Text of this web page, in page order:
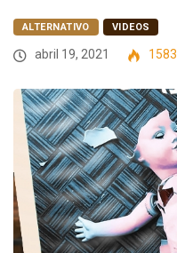
ALTERNATIVO VIDEOS
abril 19, 2021
1583